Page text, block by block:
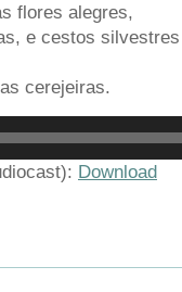
flores alegres,
e cestos
cerejeiras.
Download